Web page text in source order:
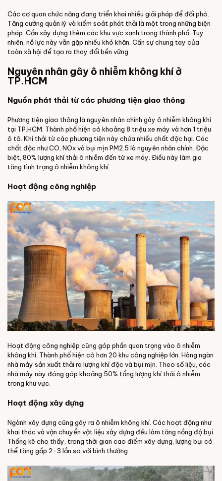
Các cơ quan chức năng đang triển khai nhiều giải pháp để đối phó.
Tăng cường quản lý và kiểm soát phát thải là một trong những biện
pháp. Cần xây dựng thêm các khu vực xanh trong thành phố. Tuy
nhiên, nỗ lực này vẫn gặp nhiều khó khăn. Cần sự chung tay của
toàn xã hội để tạo ra thay đổi bền vững.
Nguyên nhân gây ô nhiễm không khí ở
TP.HCM
Nguồn phát thải từ các phương tiện giao thông
Phương tiện giao thông là nguyên nhân chính gây ô nhiễm không khí
tại TP.HCM. Thành phố hiện có khoảng 8 triệu xe máy và hơn 1 triệu
ô tô. Khí thải từ các phương tiện này chứa nhiều chất độc hại. Các
chất độc như CO, NOx và bụi mịn PM2.5 là nguyên nhân chính. Đặc
biệt, 80% lượng khí thải ô nhiễm đến từ xe máy. Điều này làm gia
tăng tình trạng ô nhiễm không khí.
Hoạt động công nghiệp
Hoạt động công nghiệp cũng góp phần quan trọng vào ô nhiễm
không khí. Thành phố hiện có hơn 20 khu công nghiệp lớn. Hàng ngàn
nhà máy sản xuất thải ra lượng khí độc và bụi mịn. Theo số liệu, các
nhà máy này đóng góp khoảng 50% tổng lượng khí thải ô nhiễm
trong khu vực.
Hoạt động xây dựng
Ngành xây dựng cũng gây ra ô nhiễm không khí. Các hoạt động như
khai thác và vận chuyển vật liệu xây dựng đều làm tăng nồng độ bụi.
Thống kê cho thấy, trong thời gian cao điểm xây dựng, lượng bụi có
thể tăng gấp 2-3 lần so với bình thường.